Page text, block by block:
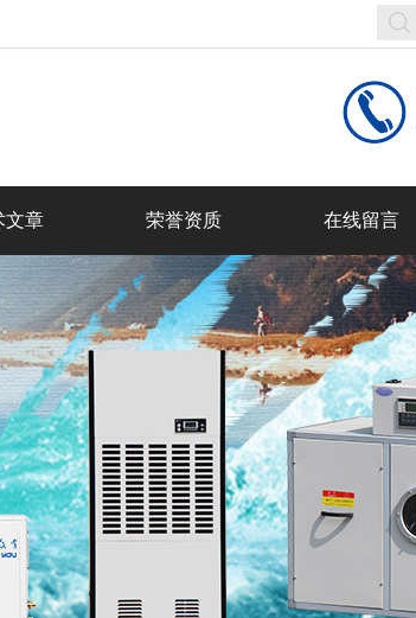
文章 荣誉资质 在线留言